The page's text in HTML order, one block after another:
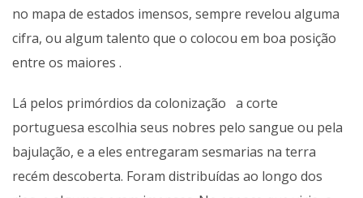
no mapa de estados imensos, sempre revelou alguma
cifra, ou algum talento que o colocou em boa posição
entre os maiores .
Lá pelos primórdios da colonização a corte
portuguesa escolhia seus nobres pelo sangue ou pela
bajulação, e a eles entregaram sesmarias na terra
recém descoberta. Foram distribuídas ao longo dos